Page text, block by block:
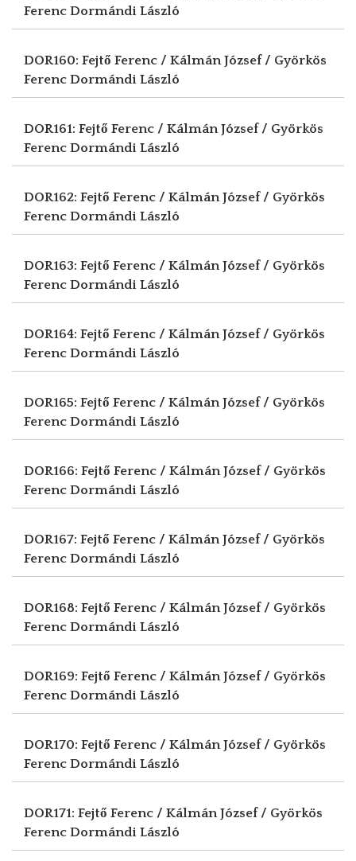
Ferenc Dormándi László
DOR160: Fejtő Ferenc / Kálmán József / Györkös
Ferenc Dormándi László
DOR161: Fejtő Ferenc / Kálmán József / Györkös
Ferenc Dormándi László
DOR162: Fejtő Ferenc / Kálmán József / Györkös
Ferenc Dormándi László
DOR163: Fejtő Ferenc / Kálmán József / Györkös
Ferenc Dormándi László
DOR164: Fejtő Ferenc / Kálmán József / Györkös
Ferenc Dormándi László
DOR165: Fejtő Ferenc / Kálmán József / Györkös
Ferenc Dormándi László
DOR166: Fejtő Ferenc / Kálmán József / Györkös
Ferenc Dormándi László
DOR167: Fejtő Ferenc / Kálmán József / Györkös
Ferenc Dormándi László
DOR168: Fejtő Ferenc / Kálmán József / Györkös
Ferenc Dormándi László
DOR169: Fejtő Ferenc / Kálmán József / Györkös
Ferenc Dormándi László
DOR170: Fejtő Ferenc / Kálmán József / Györkös
Ferenc Dormándi László
DOR171: Fejtő Ferenc / Kálmán József / Györkös
Ferenc Dormándi László